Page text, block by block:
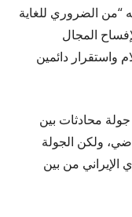
“من الضروري للغاية
المجال
واستقرار دائمين
محادثات بين
ولكن الجولة
من بين